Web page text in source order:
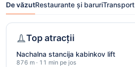
De văzutRestaurante și baruriTransport
Top atracții
Nachalna stancija kabinkov lift
876 m · 11 min pe jos